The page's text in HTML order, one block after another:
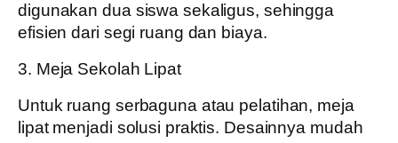
digunakan dua siswa sekaligus, sehingga
efisien dari segi ruang dan biaya.
3. Meja Sekolah Lipat
Untuk ruang serbaguna atau pelatihan, meja
lipat menjadi solusi praktis. Desainnya mudah